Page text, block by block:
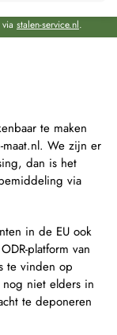
stalen-service.nl.
te maken
maat.nl. We zijn er
dan is het
via
in de EU ook
platform van
te vinden op
niet elders in
te deponeren